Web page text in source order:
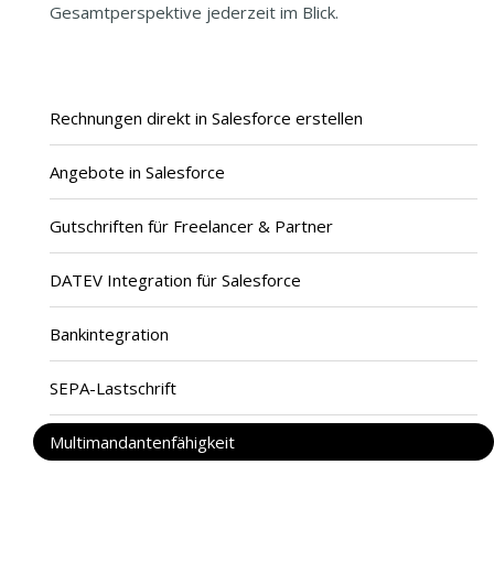
Rechnungen direkt in Salesforce erstellen
Angebote in Salesforce
Gutschriften für Freelancer & Partner
DATEV Integration für Salesforce
Bankintegration
SEPA-Lastschrift
Multimandantenfähigkeit
Gesamtperspektive jederzeit im Blick.